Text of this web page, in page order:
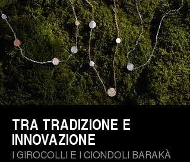
TRA TRADIZIONE E
INNOVAZIONE
I GIROCOLLI E I CIONDOLI BARAKÀ